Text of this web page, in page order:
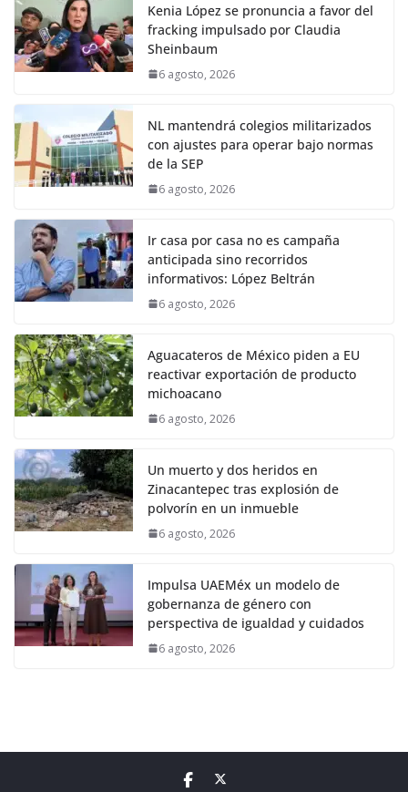
Kenia López se pronuncia a favor del
fracking impulsado por Claudia
Sheinbaum
6 agosto, 2026
NL mantendrá colegios militarizados
con ajustes para operar bajo normas
de la SEP
6 agosto, 2026
Ir casa por casa no es campaña
anticipada sino recorridos
informativos: López Beltrán
6 agosto, 2026
Aguacateros de México piden a EU
reactivar exportación de producto
michoacano
6 agosto, 2026
Un muerto y dos heridos en
Zinacantepec tras explosión de
polvorín en un inmueble
6 agosto, 2026
Impulsa UAEMéx un modelo de
gobernanza de género con
perspectiva de igualdad y cuidados
6 agosto, 2026